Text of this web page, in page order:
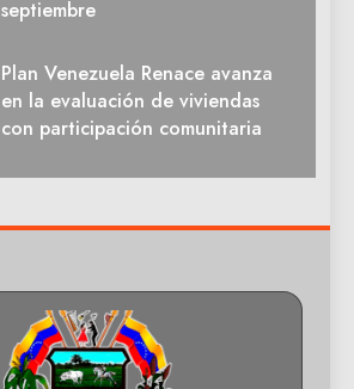
septiembre
Plan Venezuela Renace avanza
en la evaluación de viviendas
con participación comunitaria